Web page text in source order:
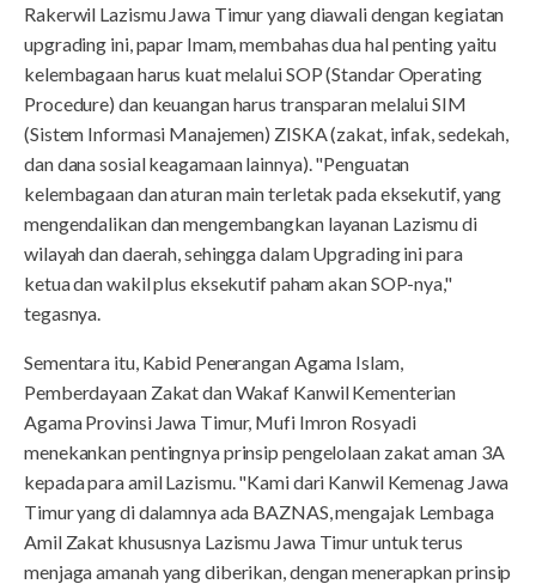
Rakerwil Lazismu Jawa Timur yang diawali dengan kegiatan
upgrading ini, papar Imam, membahas dua hal penting yaitu
kelembagaan harus kuat melalui SOP (Standar Operating
Procedure) dan keuangan harus transparan melalui SIM
(Sistem Informasi Manajemen) ZISKA (zakat, infak, sedekah,
dan dana sosial keagamaan lainnya). "Penguatan
kelembagaan dan aturan main terletak pada eksekutif, yang
mengendalikan dan mengembangkan layanan Lazismu di
wilayah dan daerah, sehingga dalam Upgrading ini para
ketua dan wakil plus eksekutif paham akan SOP-nya,"
tegasnya.
Sementara itu, Kabid Penerangan Agama Islam,
Pemberdayaan Zakat dan Wakaf Kanwil Kementerian
Agama Provinsi Jawa Timur, Mufi Imron Rosyadi
menekankan pentingnya prinsip pengelolaan zakat aman 3A
kepada para amil Lazismu. "Kami dari Kanwil Kemenag Jawa
Timur yang di dalamnya ada BAZNAS, mengajak Lembaga
Amil Zakat khususnya Lazismu Jawa Timur untuk terus
menjaga amanah yang diberikan, dengan menerapkan prinsip